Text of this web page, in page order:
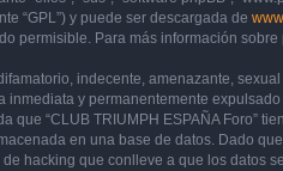
“GPL”) y puede ser descargada de
permisible. Para más información sobre
indecente, amenazante,
y permanentemente
que “CLUB TRIUMPH ESPAÑA
en una base de datos. Dado
hacking que conlleve a que los datos